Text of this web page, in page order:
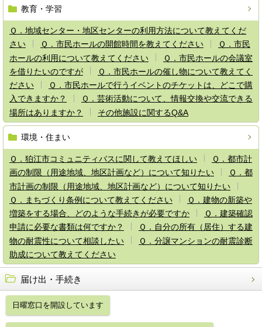
教育・学習
Ｑ．地域センター・地区センターの利用方法について教えてくだ
さい
Ｑ．市民ホールの開館時間を教えてください
Ｑ．市民
ホールの利用について教えてください
Ｑ．市民ホールの会議室
を借りたいのですが
Ｑ．市民ホールの催し物について教えてく
ださい
Ｑ．市民ホールで行うイベントのチケットは、どこで購
入できますか？
Ｑ．芸術活動について、情報交換や交流できる
場所はありますか？
その他施設に関するQ&A
環境・住まい
Ｑ．狛江市コミュニティバスに関して教えてほしい
Ｑ．都市計
画の制限（用途地域、地区計画など）について知りたい
Ｑ．都
市計画の制限（用途地域、地区計画など）について知りたい
Ｑ．まちづくり条例について教えてください
Ｑ．建物の新築や
増築をする場合、どのような手続きが必要ですか
Ｑ．建築確認
申請に必要な書類は何ですか？
Ｑ．自分の所有（居住）する建
物の耐震性について相談したい
Ｑ．分譲マンションの耐震診断
助成について教えてください
届け出・手続き
日曜窓口を開設しています